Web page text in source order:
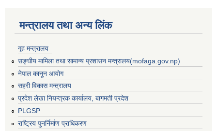
मन्त्रालय तथा अन्य लिंक
गृह मन्त्रालय
सङ्घीय मामिला तथा सामान्य प्रशासन मन्त्रालय(mofaga.gov.np)
नेपाल कानून आयोग
सहरी विकास मन्त्रालय
प्रदेश लेखा नियन्त्रक कार्यालय, बागमती प्रदेश
PLGSP
राष्ट्रिय पुनर्निर्माण प्राधिकरण